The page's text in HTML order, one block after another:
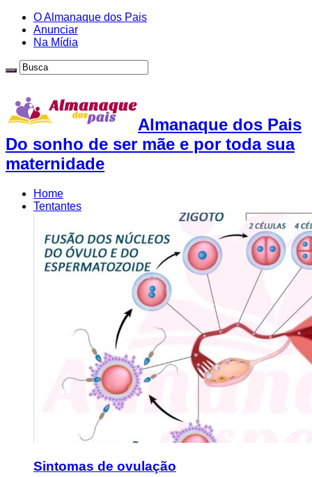
O Almanaque dos Pais
Anunciar
Na Mídia
Almanaque dos Pais
Do sonho de ser mãe e por toda sua
maternidade
Home
Tentantes
Sintomas de ovulação